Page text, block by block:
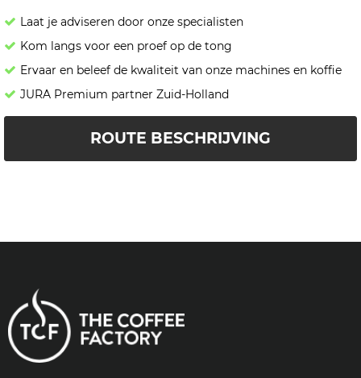
Laat je adviseren door onze specialisten
Kom langs voor een proef op de tong
Ervaar en beleef de kwaliteit van onze machines en koffie
JURA Premium partner Zuid-Holland
ROUTE BESCHRIJVING